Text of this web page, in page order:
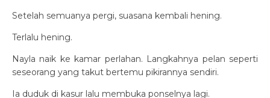
Setelah semuanya pergi, suasana kembali hening.
Terlalu hening.
Nayla naik ke kamar perlahan. Langkahnya pelan seperti
seseorang yang takut bertemu pikirannya sendiri.
Ia duduk di kasur lalu membuka ponselnya lagi.